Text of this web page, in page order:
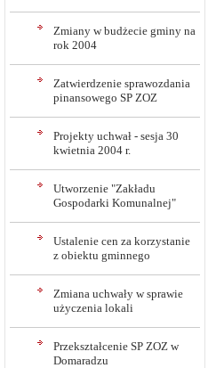
Zmiany w budżecie gminy na
rok 2004
Zatwierdzenie sprawozdania
pinansowego SP ZOZ
Projekty uchwał - sesja 30
kwietnia 2004 r.
Utworzenie "Zakładu
Gospodarki Komunalnej"
Ustalenie cen za korzystanie
z obiektu gminnego
Zmiana uchwały w sprawie
użyczenia lokali
Przekształcenie SP ZOZ w
Domaradzu